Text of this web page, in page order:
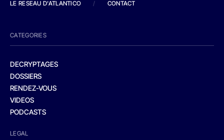
LE RESEAU D'ATLANTICO
/ CONTACT
CATEGORIES
DECRYPTAGES
DOSSIERS
RENDEZ-VOUS
VIDEOS
PODCASTS
LEGAL